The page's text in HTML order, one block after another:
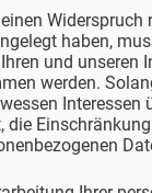
Widerspruch
haben,
und unseren
werden.
Interessen
die